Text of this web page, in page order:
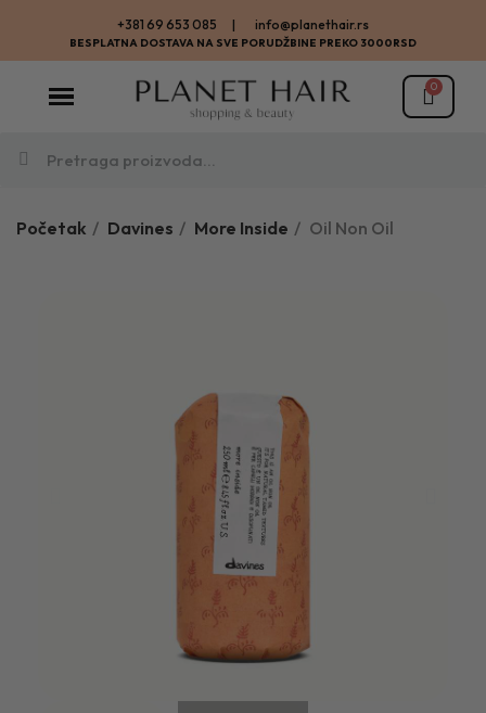
BESPLATNA DOSTAVA NA SVE PORUDŽBINE PREKO 3000RSD
+381 69 653 085 | info@planethair.rs
Početak Davines More Inside Oil Non Oil